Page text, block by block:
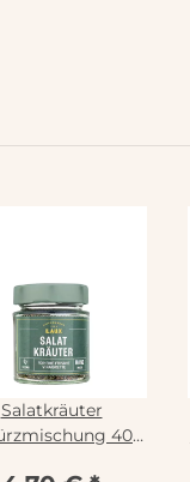
Salatkräuter
40g